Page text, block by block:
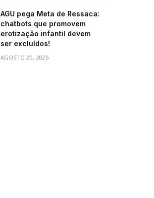
AGU pega Meta de Ressaca:
chatbots que promovem
erotização infantil devem
ser excluídos!
AGOSTO 20, 2025